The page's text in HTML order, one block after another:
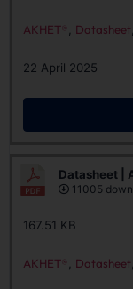
AKHET® Datasheet
22 April 2025
Datasheet |
11005
167.51 KB
AKHET® Datasheet